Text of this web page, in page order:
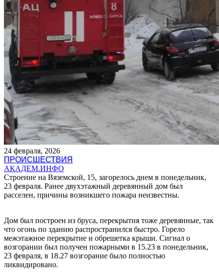
24 февраля, 2026
ПРОИСШЕСТВИЯ
АКАДЕМ.ИНФО
Строение на Вяземской, 15, загорелось днем в понедельник,
23 февраля. Ранее двухэтажный деревянный дом был
расселен, причины возникшего пожара неизвестны.
Дом был построен из бруса, перекрытия тоже деревянные, так
что огонь по зданию распространился быстро. Горело
межэтажное перекрытие и обрешетка крыши. Сигнал о
возгорании был получен пожарными в 15.23 в понедельник,
23 февраля, в 18.27 возгорание было полностью
ликвидировано.